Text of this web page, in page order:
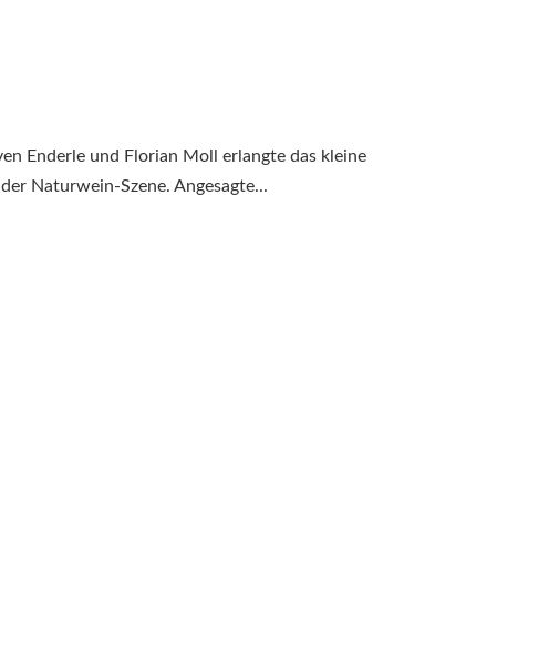
Enderle und Florian Moll erlangte das kleine
Naturwein-Szene. Angesagte...